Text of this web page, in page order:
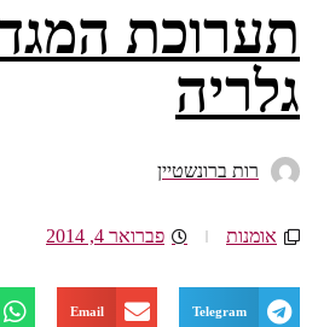
תערוכת
גלריה
רות ברונשטיין
אומנות פברואר 4, 2014
Telegram
Email